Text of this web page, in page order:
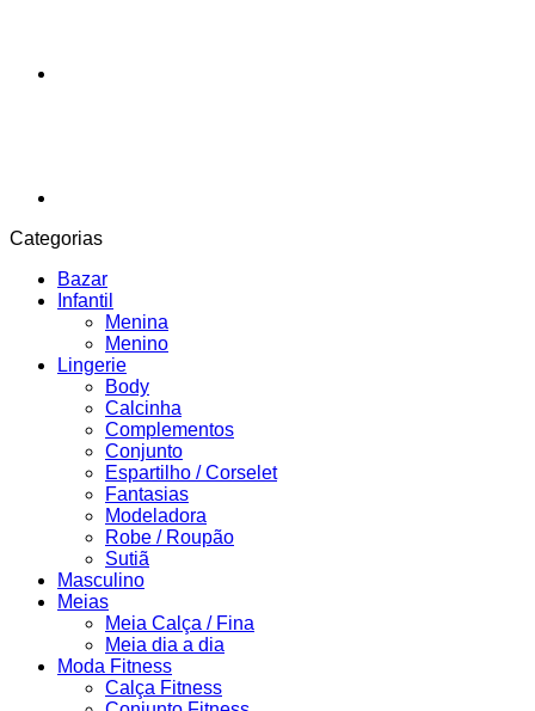
Categorias
Bazar
Infantil
Menina
Menino
Lingerie
Body
Calcinha
Complementos
Conjunto
Espartilho / Corselet
Fantasias
Modeladora
Robe / Roupão
Sutiã
Masculino
Meias
Meia Calça / Fina
Meia dia a dia
Moda Fitness
Calça Fitness